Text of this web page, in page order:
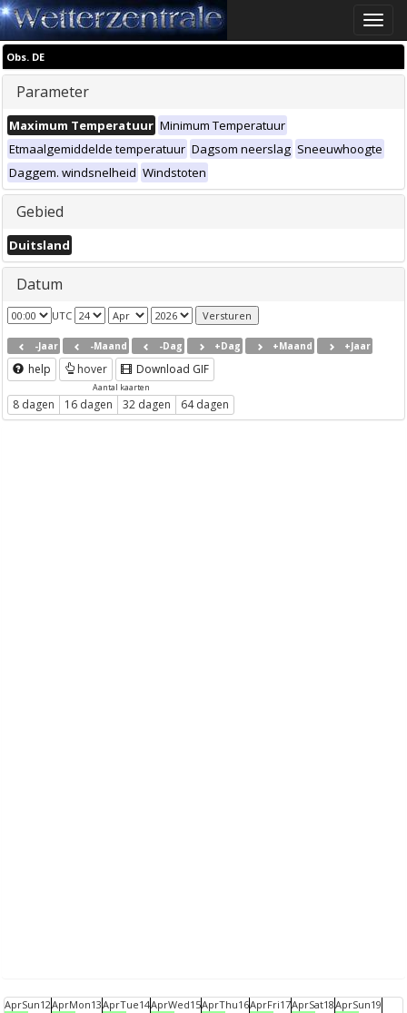
Toggle
Obs. DE
Parameter
Maximum Temperatuur Minimum Temperatuur
Etmaalgemiddelde temperatuur Dagsom neerslag Sneeuwhoogte
Daggem. windsnelheid Windstoten
Gebied
Duitsland
Datum
UTC
-Jaar -Maand -Dag +Dag +Maand +Jaar
help hover Download GIF
Aantal kaarten
8 dagen 16 dagen 32 dagen 64 dagen
AprSun12AprMon13AprTue14AprWed15AprThu16AprFri17AprSat18AprSun19